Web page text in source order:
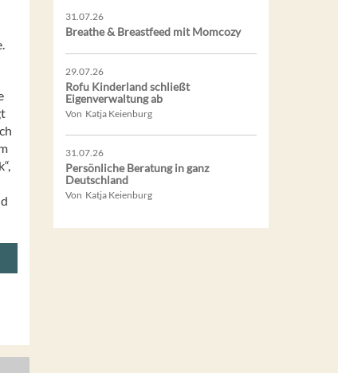
31.07.26
Breathe & Breastfeed mit Momcozy
29.07.26
Rofu Kinderland schließt
Eigenverwaltung ab
Von Katja Keienburg
31.07.26
Persönliche Beratung in ganz
Deutschland
Von Katja Keienburg